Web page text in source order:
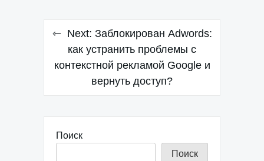
Навигация
записям
Next: Заблокирован Adwords:
как устранить проблемы с
контекстной рекламой Google и
вернуть доступ?
Поиск
Поиск